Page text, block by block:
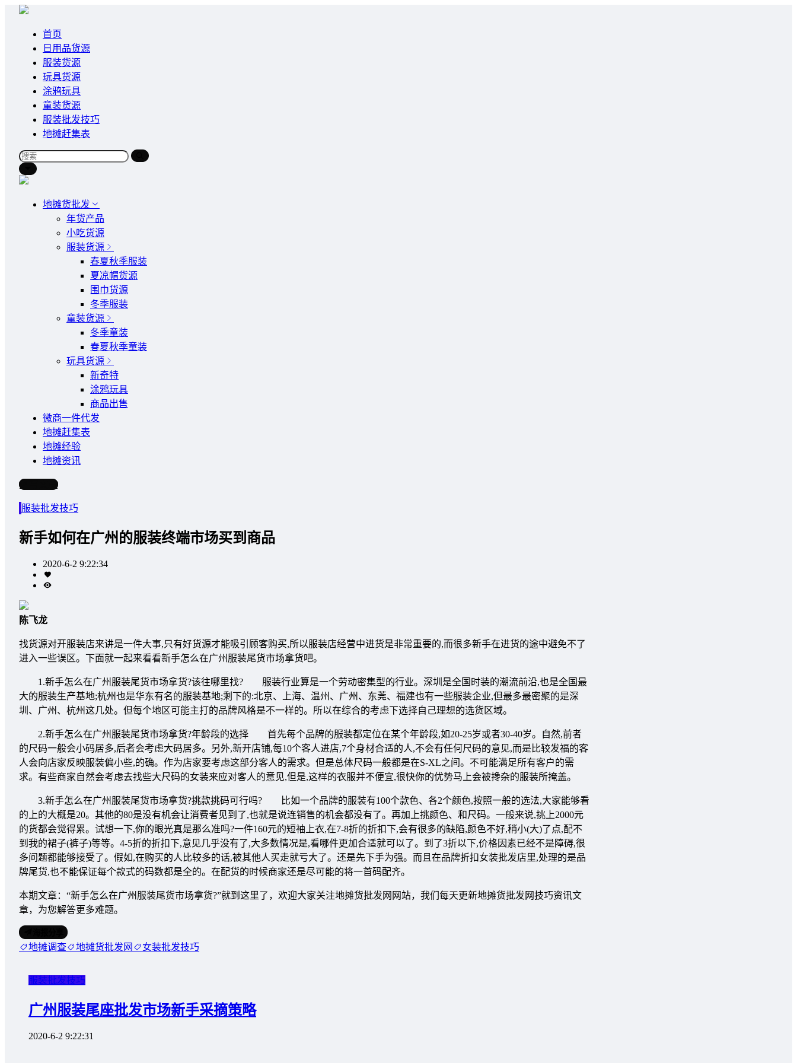
首页
日用品货源
服装货源
玩具货源
涂鸦玩具
童装货源
服装批发技巧
地摊赶集表
地摊货批发
年货产品
小吃货源
服装货源
春夏秋季服装
夏凉帽货源
围巾货源
冬季服装
童装货源
冬季童装
春夏秋季童装
玩具货源
新奇特
涂鸦玩具
商品出售
微商一件代发
地摊赶集表
地摊经验
地摊资讯
写文章
服装批发技巧
新手如何在广州的服装终端市场买到商品
2020-6-2 9:22:34
陈飞龙
找货源对开服装店来讲是一件大事,只有好货源才能吸引顾客购买,所以服装店经营中进货是非常重要的,而很多新手在进货的途中避免不了
进入一些误区。下面就一起来看看新手怎么在广州服装尾货市场拿货吧。
1.新手怎么在广州服装尾货市场拿货?该往哪里找? 服装行业算是一个劳动密集型的行业。深圳是全国时装的潮流前沿,也是全国最
大的服装生产基地;杭州也是华东有名的服装基地;剩下的:北京、上海、温州、广州、东莞、福建也有一些服装企业,但最多最密聚的是深
圳、广州、杭州这几处。但每个地区可能主打的品牌风格是不一样的。所以在综合的考虑下选择自己理想的选货区域。
2.新手怎么在广州服装尾货市场拿货?年龄段的选择 首先每个品牌的服装都定位在某个年龄段,如20-25岁或者30-40岁。自然,前者
的尺码一般会小码居多,后者会考虑大码居多。另外,新开店铺,每10个客人进店,7个身材合适的人,不会有任何尺码的意见,而是比较发福的客
人会向店家反映服装偏小些,的确。作为店家要考虑这部分客人的需求。但是总体尺码一般都是在S-XL之间。不可能满足所有客户的需
求。有些商家自然会考虑去找些大尺码的女装来应对客人的意见,但是,这样的衣服并不便宜,很快你的优势马上会被搀杂的服装所掩盖。
3.新手怎么在广州服装尾货市场拿货?挑款挑码可行吗? 比如一个品牌的服装有100个款色、各2个颜色,按照一般的选法,大家能够看
的上的大概是20。其他的80是没有机会让消费者见到了,也就是说连销售的机会都没有了。再加上挑颜色、和尺码。一般来说,挑上2000元
的货都会觉得累。试想一下,你的眼光真是那么准吗?一件160元的短袖上衣,在7-8折的折扣下,会有很多的缺陷,颜色不好,稍小(大)了点,配不
到我的裙子(裤子)等等。4-5折的折扣下,意见几乎没有了,大多数情况是,看哪件更加合适就可以了。到了3折以下,价格因素已经不是障碍,很
多问题都能够接受了。假如,在购买的人比较多的话,被其他人买走就亏大了。还是先下手为强。而且在品牌折扣女装批发店里,处理的是品
牌尾货,也不能保证每个款式的码数都是全的。在配货的时候商家还是尽可能的将一首码配齐。
本期文章：“新手怎么在广州服装尾货市场拿货?”就到这里了，欢迎大家关注地摊货批发网网站，我们每天更新地摊货批发网技巧资讯文
章，为您解答更多难题。
地摊调查 地摊货批发网 女装批发技巧
服装批发技巧
广州服装尾座批发市场新手采摘策略
2020-6-2 9:22:31